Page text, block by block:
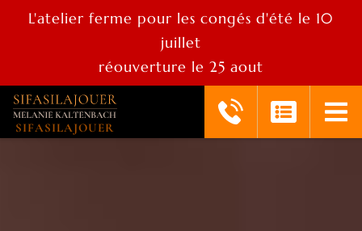
L'atelier ferme pour les congés d'été le 10
juillet
réouverture le 25 aout
SIFASILAJOUER